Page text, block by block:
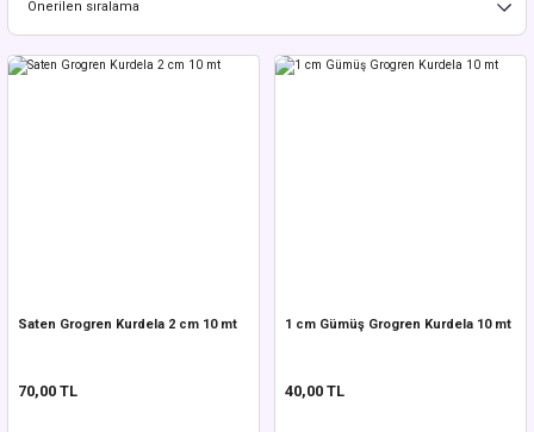
Saten Grogren Kurdela 2 cm 10 mt
70,00 TL
1 cm Gümüş Grogren Kurdela 10 mt
40,00 TL